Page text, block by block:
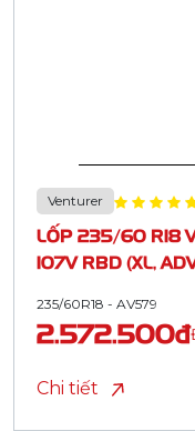
Venturer
LỐP 235/60 R18
107V RBD (XL,
235/60R18 - AV579
2.572.500đ
Chi tiết